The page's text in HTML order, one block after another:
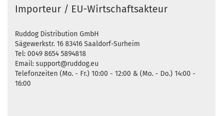
Importeur / EU-Wirtschaftsakteur
Ruddog Distribution GmbH
Sägewerkstr. 16 83416 Saaldorf-Surheim
Tel: 0049 8654 5894818
Email: support@ruddog.eu
Telefonzeiten (Mo. - Fr.) 10:00 - 12:00 & (Mo. - Do.) 14:00 -
16:00